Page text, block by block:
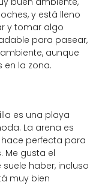
y está lleno
y tomar algo
para pasear,
aunque
la zona.
es una playa
La arena es
perfecta para
Me gusta el
haber, incluso
muy bien